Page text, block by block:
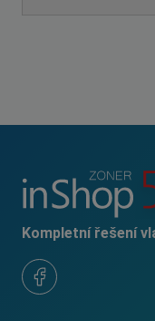
Kompletní řešení